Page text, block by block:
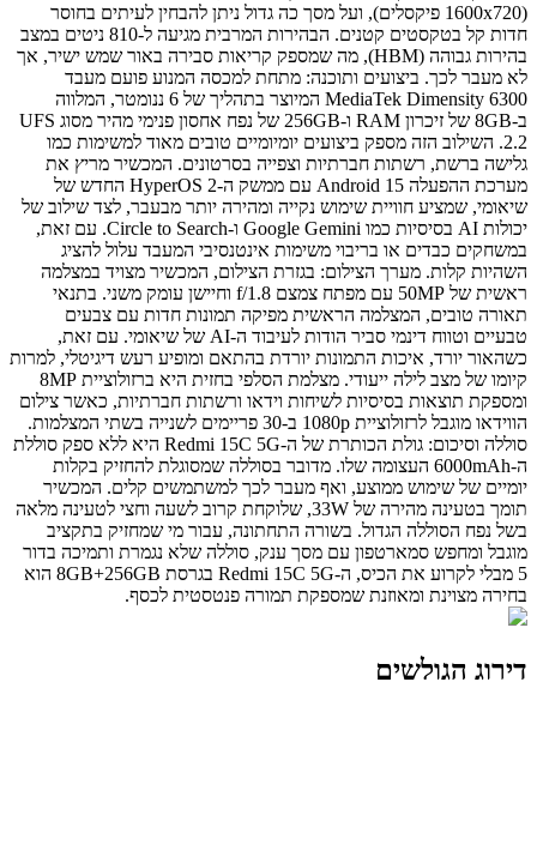
(1600x720 פיקסלים), ועל מסך כה גדול ניתן להבחין לעיתים בחוסר
חדות קל בטקסטים קטנים. הבהירות המרבית מגיעה ל-810 ניטים במצב
בהירות גבוהה (HBM), מה שמספק קריאות סבירה באור שמש ישיר, אך
לא מעבר לכך. ביצועים ותוכנה: מתחת למכסה המנוע פועם מעבד
MediaTek Dimensity 6300 המיוצר בתהליך של 6 ננומטר, המלווה
ב-8GB של זיכרון RAM ו-256GB של נפח אחסון פנימי מהיר מסוג UFS
2.2. השילוב הזה מספק ביצועים יומיומיים טובים מאוד למשימות כמו
גלישה ברשת, רשתות חברתיות וצפייה בסרטונים. המכשיר מריץ את
מערכת ההפעלה Android 15 עם ממשק ה-HyperOS 2 החדש של
שיאומי, שמציע חוויית שימוש נקייה ומהירה יותר מבעבר, לצד שילוב של
יכולות AI בסיסיות כמו Google Gemini ו-Circle to Search. עם זאת,
במשחקים כבדים או בריבוי משימות אינטנסיבי המעבד עלול להציג
השהיות קלות. מערך הצילום: בגזרת הצילום, המכשיר מצויד במצלמה
ראשית של 50MP עם מפתח צמצם f/1.8 וחיישן עומק משני. בתנאי
תאורה טובים, המצלמה הראשית מפיקה תמונות חדות עם צבעים
טבעיים וטווח דינמי סביר הודות לעיבוד ה-AI של שיאומי. עם זאת,
כשהאור יורד, איכות התמונות יורדת בהתאם ומופיע רעש דיגיטלי, למרות
קיומו של מצב לילה ייעודי. מצלמת הסלפי בחזית היא ברזולוציית 8MP
ומספקת תוצאות בסיסיות לשיחות וידאו ורשתות חברתיות, כאשר צילום
הווידאו מוגבל לרזולוציית 1080p ב-30 פריימים לשנייה בשתי המצלמות.
סוללה וסיכום: גולת הכותרת של ה-Redmi 15C 5G היא ללא ספק סוללת
ה-6000mAh העצומה שלו. מדובר בסוללה שמסוגלת להחזיק בקלות
יומיים של שימוש ממוצע, ואף מעבר לכך למשתמשים קלים. המכשיר
תומך בטעינה מהירה של 33W, שלוקחת קרוב לשעה וחצי לטעינה מלאה
בשל נפח הסוללה הגדול. בשורה התחתונה, עבור מי שמחזיק בתקציב
מוגבל ומחפש סמארטפון עם מסך ענק, סוללה שלא נגמרת ותמיכה בדור
5 מבלי לקרוע את הכיס, ה-Redmi 15C 5G בגרסת 8GB+256GB הוא
בחירה מצוינת ומאוזנת שמספקת תמורה פנטסטית לכסף.
דירוג הגולשים